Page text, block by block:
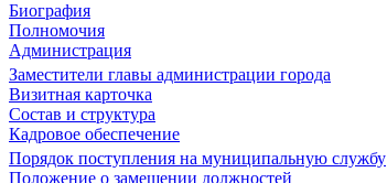
Биография
Полномочия
Администрация
Заместители главы администрации города
Визитная карточка
Состав и структура
Кадровое обеспечение
Порядок поступления на муниципальную службу
Положение о замещении должностей